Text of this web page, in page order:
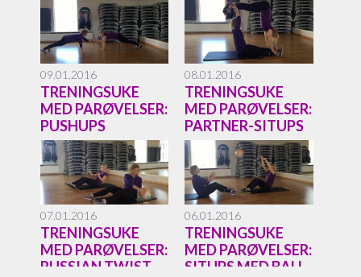
09.01.2016
TRENINGSUKE
MED PARØVELSER:
PUSHUPS
08.01.2016
TRENINGSUKE
MED PARØVELSER:
PARTNER-SITUPS
07.01.2016
TRENINGSUKE
MED PARØVELSER:
RUSSIAN TWIST
06.01.2016
TRENINGSUKE
MED PARØVELSER:
SITUPS MED BALL